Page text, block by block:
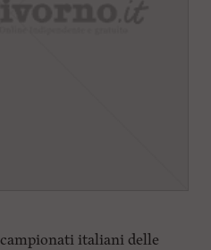
italiani delle